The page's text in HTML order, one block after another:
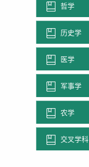
哲学
历史学
医学
军事学
农学
交叉学科